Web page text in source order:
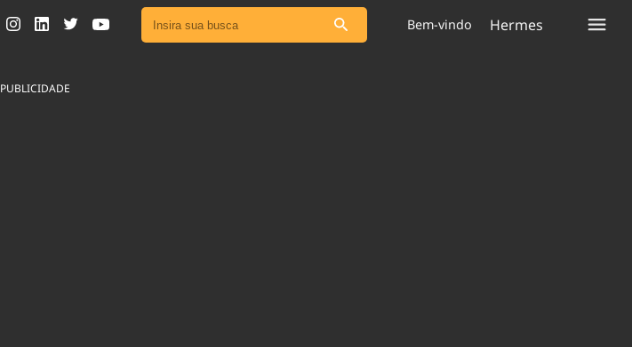
Ver todas as notícias
Bem-vindo Hermes
PUBLICIDADE